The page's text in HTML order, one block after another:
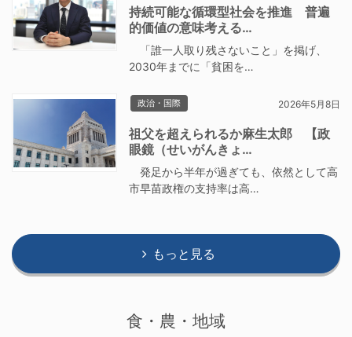
持続可能な循環型社会を推進 普遍
的価値の意味考える…
「誰一人取り残さないこと」を掲げ、
2030年までに「貧困を…
政治・国際 2026年5月8日
祖父を超えられるか麻生太郎 【政
眼鏡（せいがんきょ…
発足から半年が過ぎても、依然として高
市早苗政権の支持率は高…
もっと見る
食・農・地域